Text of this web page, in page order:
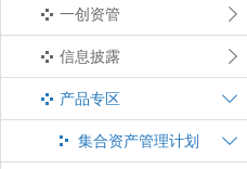
一创资管
信息披露
产品专区
集合资产管理计划